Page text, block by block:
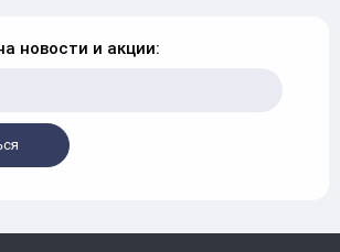
новости и акции: